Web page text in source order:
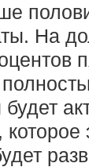
На
будет